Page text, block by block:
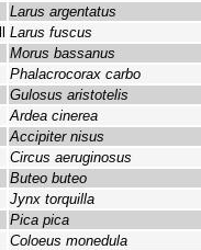
Larus argentatus
Larus fuscus
Morus bassanus
Phalacrocorax carbo
Gulosus aristotelis
Ardea cinerea
Accipiter nisus
Circus aeruginosus
Buteo buteo
Jynx torquilla
Pica pica
Coloeus monedula